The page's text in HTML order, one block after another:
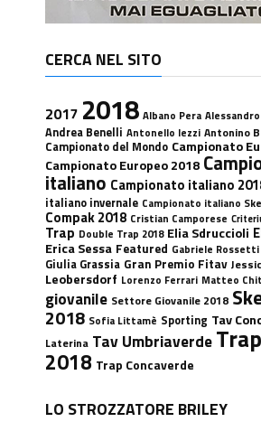
CERCA NEL SITO
2017 2018 Albano Pera
Andrea Benelli Antonello Iezzi Antonino
Campionato del Mondo Campionato
Campionato Europeo 2018
italiano Campionato italiano
italiano invernale Campionato italiano
Compak 2018 Cristian Camporese
Trap Double Trap 2018 Elia Sdruccioli
Erica Sessa Featured Gabriele Rossetti
Giulia Grassia Gran Premio Fitav
Leobersdorf Lorenzo Ferrari Matteo
giovanile Settore Giovanile 2018
2018 Sofia Littamè Sporting Tav
Laterina Tav UmbriaverdeTrap
2018 Trap Concaverde
LO STROZZATORE BRILEY